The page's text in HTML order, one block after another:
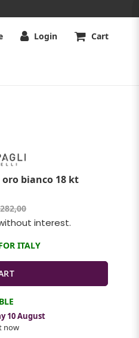
Login Cart
oro bianco 18 kt
ITALY
10 August
now